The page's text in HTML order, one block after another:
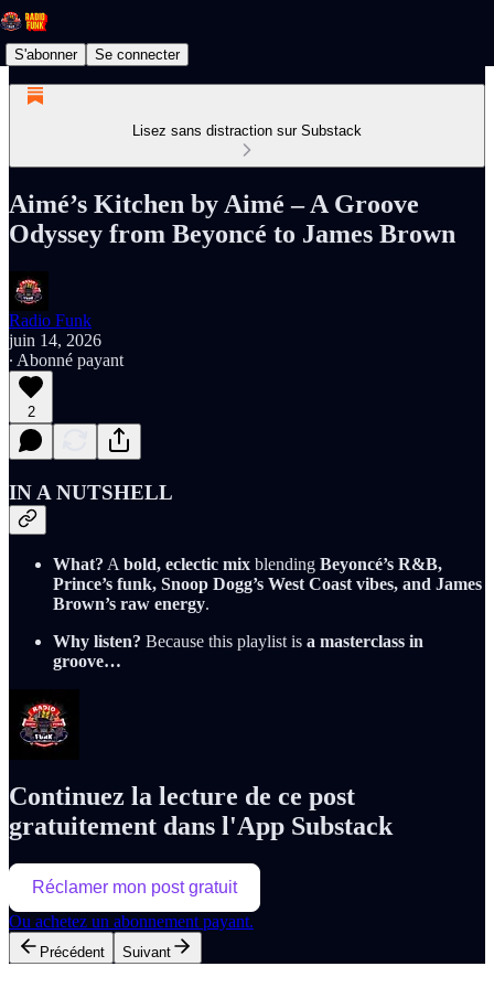
S'abonner Se connecter
Lisez sans distraction sur Substack
Aimé’s Kitchen by Aimé – A Groove
Odyssey from Beyoncé to James Brown
Radio Funk
juin 14, 2026
∙ Abonné payant
2
IN A NUTSHELL
What? A bold, eclectic mix blending Beyoncé’s R&B,
Prince’s funk, Snoop Dogg’s West Coast vibes, and James
Brown’s raw energy.
Why listen? Because this playlist is a masterclass in
groove…
Continuez la lecture de ce post
gratuitement dans l'App Substack
Réclamer mon post gratuit
Ou achetez un abonnement payant.
Précédent Suivant